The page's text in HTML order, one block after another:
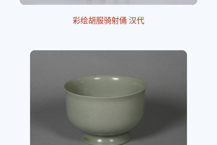
彩绘胡服骑射俑 汉代